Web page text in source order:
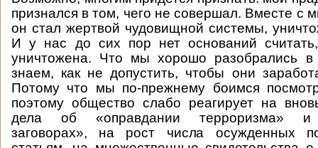
признался в том, чего не совершал. Вместе с
он стал жертвой чудовищной системы,
И у нас до сих пор нет оснований
уничтожена. Что мы хорошо разобрались
знаем, как не допустить, чтобы они
Потому что мы по-прежнему боимся
поэтому общество слабо реагирует на
дела об «оправдании терроризма» и
заговорах», на рост числа осужденных